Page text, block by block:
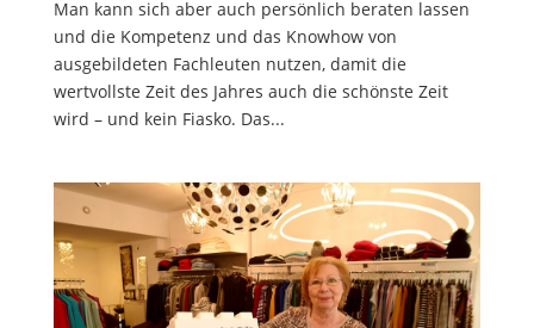
Man kann sich aber auch persönlich beraten lassen
und die Kompetenz und das Knowhow von
ausgebildeten Fachleuten nutzen, damit die
wertvollste Zeit des Jahres auch die schönste Zeit
wird – und kein Fiasko. Das...